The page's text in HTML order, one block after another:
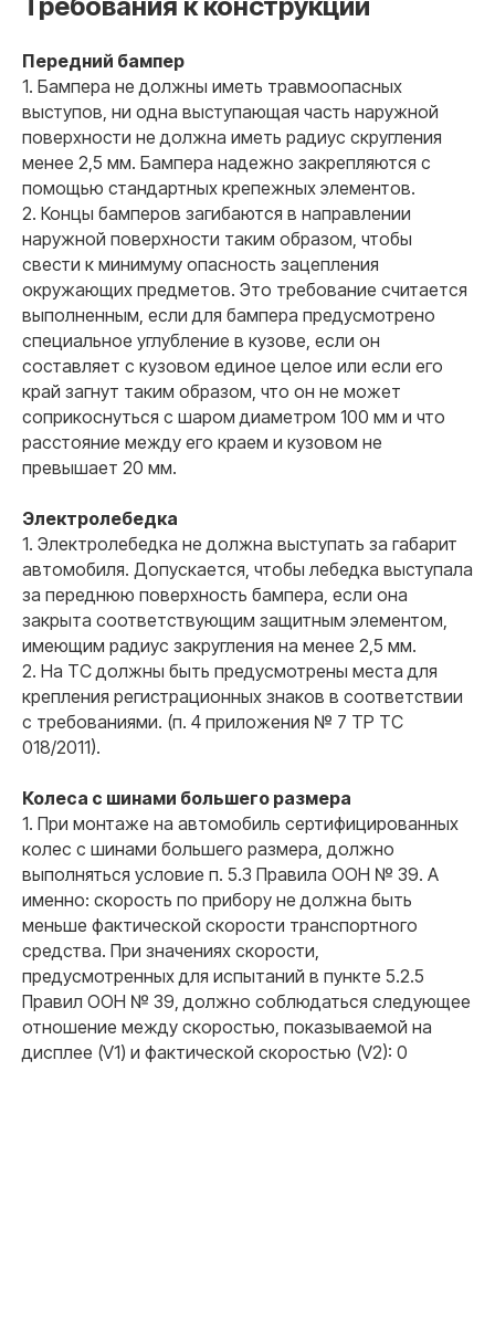
Требования к конструкции
Передний бампер
1. Бампера не должны иметь травмоопасных
выступов, ни одна выступающая часть наружной
поверхности не должна иметь радиус скругления
менее 2,5 мм. Бампера надежно закрепляются с
помощью стандартных крепежных элементов.
2. Концы бамперов загибаются в направлении
наружной поверхности таким образом, чтобы
свести к минимуму опасность зацепления
окружающих предметов. Это требование считается
выполненным, если для бампера предусмотрено
специальное углубление в кузове, если он
составляет с кузовом единое целое или если его
край загнут таким образом, что он не может
соприкоснуться с шаром диаметром 100 мм и что
расстояние между его краем и кузовом не
превышает 20 мм.
Электролебедка
1. Электролебедка не должна выступать за габарит
автомобиля. Допускается, чтобы лебедка выступала
за переднюю поверхность бампера, если она
закрыта соответствующим защитным элементом,
имеющим радиус закругления на менее 2,5 мм.
2. На ТС должны быть предусмотрены места для
крепления регистрационных знаков в соответствии
с требованиями. (п. 4 приложения № 7 ТР ТС
018/2011).
Колеса с шинами большего размера
1. При монтаже на автомобиль сертифицированных
колес с шинами большего размера, должно
выполняться условие п. 5.3 Правила ООН № 39. А
именно: скорость по прибору не должна быть
меньше фактической скорости транспортного
средства. При значениях скорости,
предусмотренных для испытаний в пункте 5.2.5
Правил ООН № 39, должно соблюдаться следующее
отношение между скоростью, показываемой на
дисплее (V1) и фактической скоростью (V2): 0